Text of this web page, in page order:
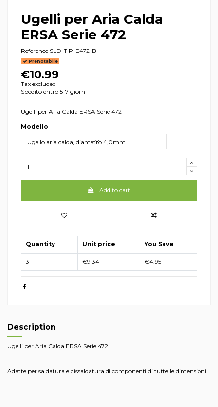
Ugelli per Aria Calda
ERSA Serie 472
Reference SLD-TIP-E472-B
Prenotabile
€10.99
Tax excluded
Spedito entro 5-7 giorni
Ugelli per Aria Calda ERSA Serie 472
Modello
Add to cart
Quantity Unit price You Save
3 €9.34 €4.95
Description
Ugelli per Aria Calda ERSA Serie 472
Adatte per saldatura e dissaldatura di componenti di tutte le dimensioni